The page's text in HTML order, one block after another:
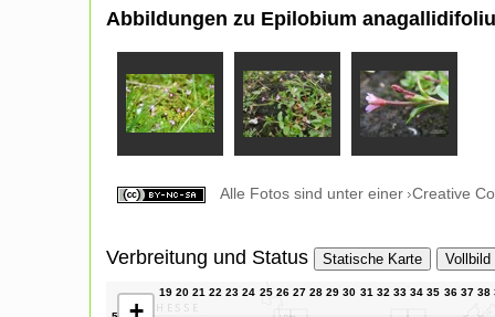
Abbildungen zu Epilobium
Alle Fotos sind unter einer Creative
Verbreitung und Status Statische Karte Vollbild
+